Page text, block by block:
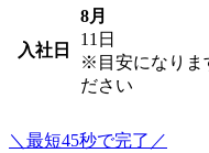
入社日
8月
11日
※目安になりま
ださい
＼最短45秒で完了／